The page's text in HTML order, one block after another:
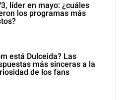
líder en mayo: ¿cuáles
los programas más
está Dulceida? Las
más sinceras a la
de los fans